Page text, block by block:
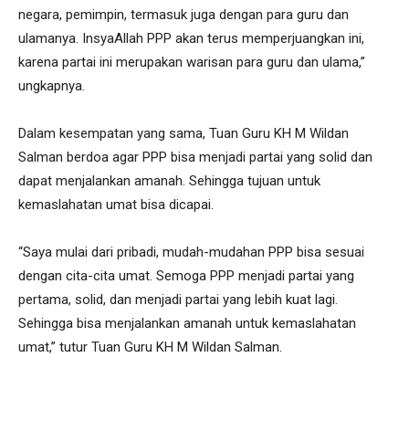
negara, pemimpin, termasuk juga dengan para guru dan
ulamanya. InsyaAllah PPP akan terus memperjuangkan ini,
karena partai ini merupakan warisan para guru dan ulama,”
ungkapnya.
Dalam kesempatan yang sama, Tuan Guru KH M Wildan
Salman berdoa agar PPP bisa menjadi partai yang solid dan
dapat menjalankan amanah. Sehingga tujuan untuk
kemaslahatan umat bisa dicapai.
“Saya mulai dari pribadi, mudah-mudahan PPP bisa sesuai
dengan cita-cita umat. Semoga PPP menjadi partai yang
pertama, solid, dan menjadi partai yang lebih kuat lagi.
Sehingga bisa menjalankan amanah untuk kemaslahatan
umat,” tutur Tuan Guru KH M Wildan Salman.